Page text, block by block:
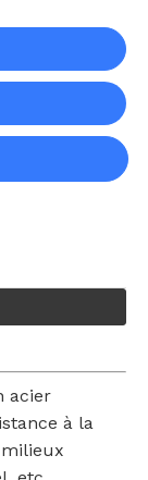
acier
à la